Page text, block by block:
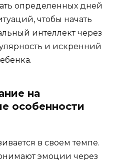
определенных дней
чтобы начать
интеллект через
и искренний
на
особенности
в своем темпе.
эмоции через